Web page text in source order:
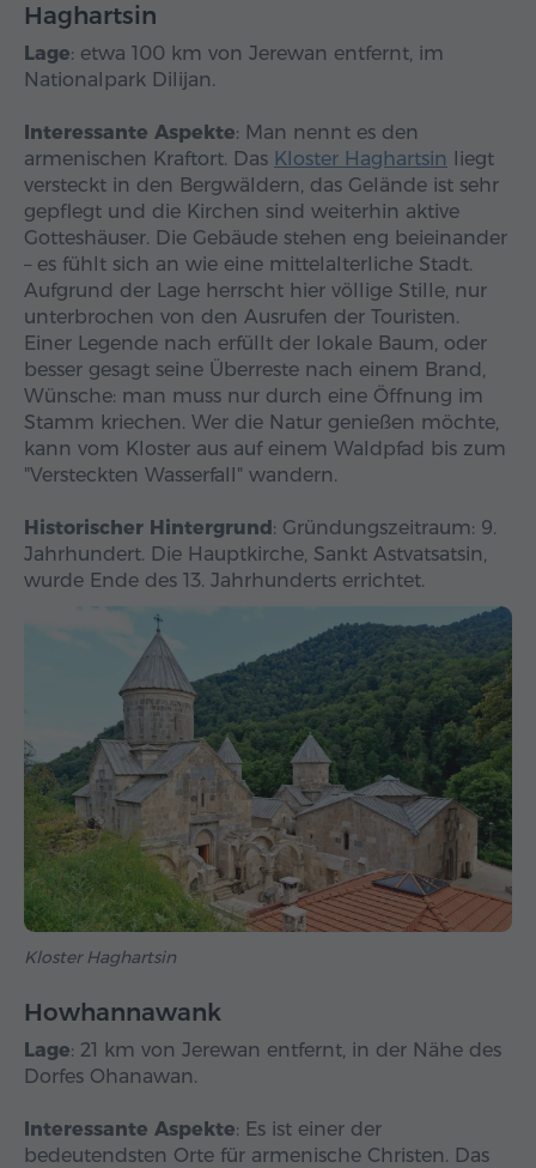
Haghartsin
Lage: etwa 100 km von Jerewan entfernt, im
Nationalpark Dilijan.
Interessante Aspekte: Man nennt es den
armenischen Kraftort. Das Kloster Haghartsin liegt
versteckt in den Bergwäldern, das Gelände ist sehr
gepflegt und die Kirchen sind weiterhin aktive
Gotteshäuser. Die Gebäude stehen eng beieinander
– es fühlt sich an wie eine mittelalterliche Stadt.
Aufgrund der Lage herrscht hier völlige Stille, nur
unterbrochen von den Ausrufen der Touristen.
Einer Legende nach erfüllt der lokale Baum, oder
besser gesagt seine Überreste nach einem Brand,
Wünsche: man muss nur durch eine Öffnung im
Stamm kriechen. Wer die Natur genießen möchte,
kann vom Kloster aus auf einem Waldpfad bis zum
"Versteckten Wasserfall" wandern.
Historischer Hintergrund: Gründungszeitraum: 9.
Jahrhundert. Die Hauptkirche, Sankt Astvatsatsin,
wurde Ende des 13. Jahrhunderts errichtet.
Kloster Haghartsin
Howhannawank
Lage: 21 km von Jerewan entfernt, in der Nähe des
Dorfes Ohanawan.
Interessante Aspekte: Es ist einer der
bedeutendsten Orte für armenische Christen. Das